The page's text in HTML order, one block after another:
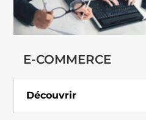
E-COMMERCE
Découvrir